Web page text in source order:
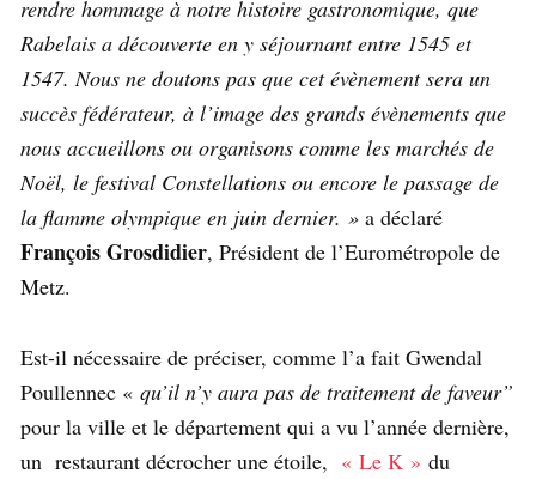
rendre hommage à notre histoire gastronomique, que
Rabelais a découverte en y séjournant entre 1545 et
1547. Nous ne doutons pas que cet évènement sera un
succès fédérateur, à l’image des grands évènements que
nous accueillons ou organisons comme les marchés de
Noël, le festival Constellations ou encore le passage de
la flamme olympique en juin dernier. » a déclaré
François Grosdidier, Président de l’Eurométropole de
Metz.
Est-il nécessaire de préciser, comme l’a fait Gwendal
Poullennec « qu’il n’y aura pas de traitement de faveur”
pour la ville et le département qui a vu l’année dernière,
un restaurant décrocher une étoile, « Le K » du